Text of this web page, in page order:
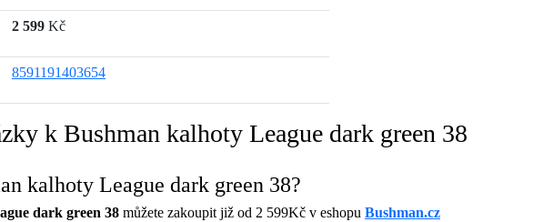
2 599 Kč
8591191403654
k Bushman kalhoty League dark green 38
kalhoty League dark green 38?
dark green 38 můžete zakoupit již od 2 599Kč v eshopu Bushman.cz